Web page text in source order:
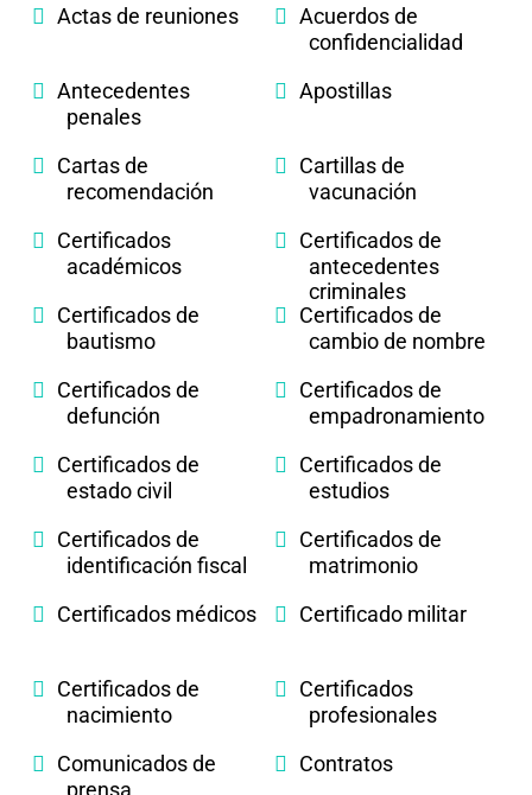
Actas de reuniones
Acuerdos de
confidencialidad
Antecedentes
penales
Apostillas
Cartas de
recomendación
Cartillas de
vacunación
Certificados
académicos
Certificados de
antecedentes
criminales
Certificados de
bautismo
Certificados de
cambio de nombre
Certificados de
defunción
Certificados de
empadronamiento
Certificados de
estado civil
Certificados de
estudios
Certificados de
identificación fiscal
Certificados de
matrimonio
Certificados médicos
Certificado militar
Certificados de
nacimiento
Certificados
profesionales
Comunicados de
prensa
Contratos